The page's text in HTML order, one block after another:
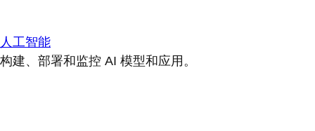
人工智能
构建、部署和监控 AI 模型和应用。